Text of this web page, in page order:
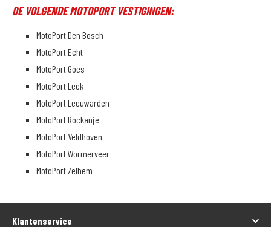
DE VOLGENDE MOTOPORT VESTIGINGEN:
MotoPort Den Bosch
MotoPort Echt
MotoPort Goes
MotoPort Leek
MotoPort Leeuwarden
MotoPort Rockanje
MotoPort Veldhoven
MotoPort Wormerveer
MotoPort Zelhem
Klantenservice